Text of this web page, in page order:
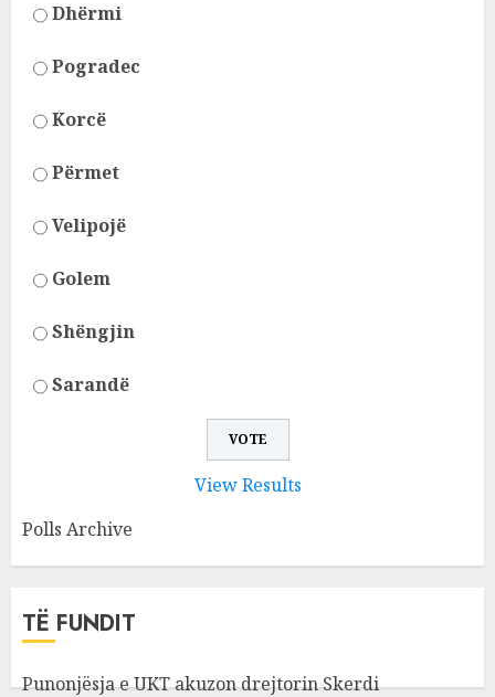
Dhërmi
Pogradec
Korcë
Përmet
Velipojë
Golem
Shëngjin
Sarandë
View Results
Polls Archive
TË FUNDIT
Punonjësja e UKT akuzon drejtorin Skerdi